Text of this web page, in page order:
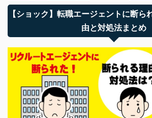
【ショック】転職エージェントに断ら
由と対処法まとめ